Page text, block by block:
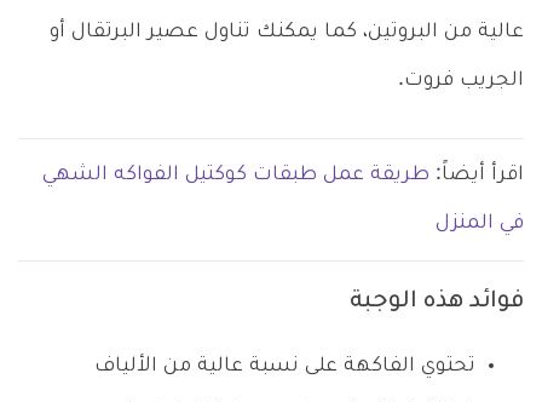
عالية من البروتين، كما يمكنك تناول عصير البرتقال أو
الجريب فروت.
اقرأ أيضاً: طريقة عمل طبقات كوكتيل الفواكه الشهي
في المنزل
فوائد هذه الوجبة
تحتوي الفاكهة على نسبة عالية من الألياف